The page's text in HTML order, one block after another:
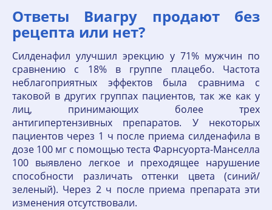
Ответы Виагру продают без
рецепта или нет?
Силденафил улучшил эрекцию у 71% мужчин по
сравнению с 18% в группе плацебо. Частота
неблагоприятных эффектов была сравнима с
таковой в других группах пациентов, так же как у
лиц, принимающих более трех
антигипертензивных препаратов. У некоторых
пациентов через 1 ч после приема силденафила в
дозе 100 мг с помощью теста Фарнсуорта-Манселла
100 выявлено легкое и преходящее нарушение
способности различать оттенки цвета (синий/
зеленый). Через 2 ч после приема препарата эти
изменения отсутствовали.